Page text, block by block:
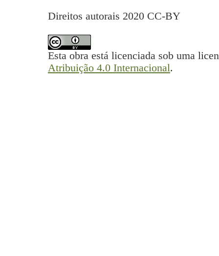
Direitos autorais 2020 CC-BY
Esta obra está licenciada sob uma
Atribuição 4.0 Internacional.